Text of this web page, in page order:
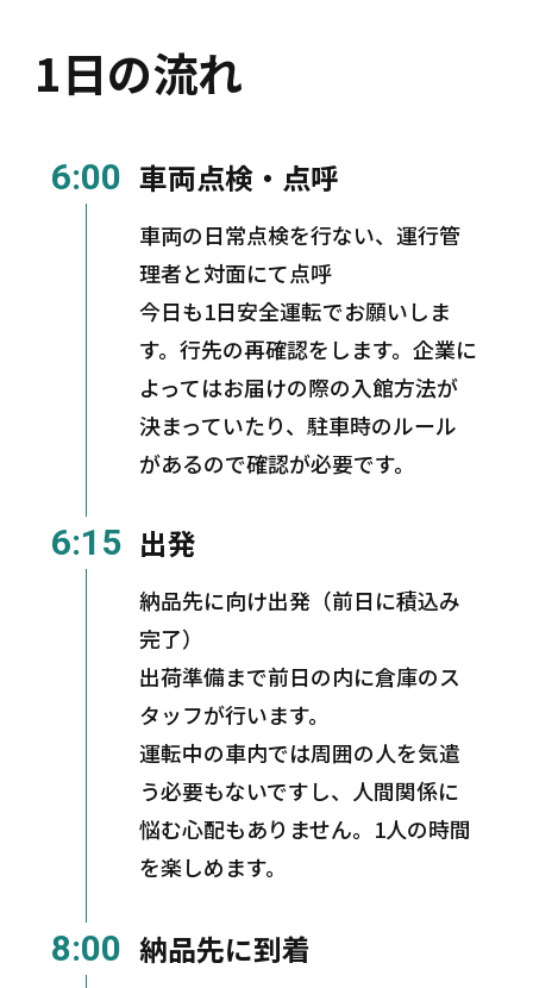
1日の流れ
6:00 車両点検・点呼
車両の日常点検を行ない、運行管
理者と対面にて点呼
今日も1日安全運転でお願いしま
す。行先の再確認をします。企業に
よってはお届けの際の入館方法が
決まっていたり、駐車時のルール
があるので確認が必要です。
6:15 出発
納品先に向け出発（前日に積込み
完了）
出荷準備まで前日の内に倉庫のス
タッフが行います。
運転中の車内では周囲の人を気遣
う必要もないですし、人間関係に
悩む心配もありません。1人の時間
を楽しめます。
8:00 納品先に到着